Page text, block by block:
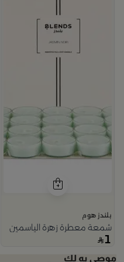
بلندز هوم
شمعة معطرة زهرة الياسمين
1